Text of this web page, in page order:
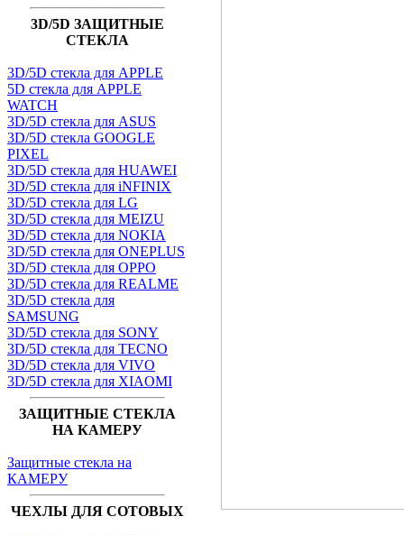
3D/5D ЗАЩИТНЫЕ
СТЕКЛА
3D/5D стекла для APPLE
5D стекла для APPLE
WATCH
3D/5D стекла для ASUS
3D/5D стекла GOOGLE
PIXEL
3D/5D стекла для HUAWEI
3D/5D стекла для iNFINIX
3D/5D стекла для LG
3D/5D стекла для MEIZU
3D/5D стекла для NOKIA
3D/5D стекла для ONEPLUS
3D/5D стекла для OPPO
3D/5D стекла для REALME
3D/5D стекла для
SAMSUNG
3D/5D стекла для SONY
3D/5D стекла для TECNO
3D/5D стекла для VIVO
3D/5D стекла для XIAOMI
ЗАЩИТНЫЕ СТЕКЛА
НА КАМЕРУ
Защитные стекла на
КАМЕРУ
ЧЕХЛЫ ДЛЯ СОТОВЫХ